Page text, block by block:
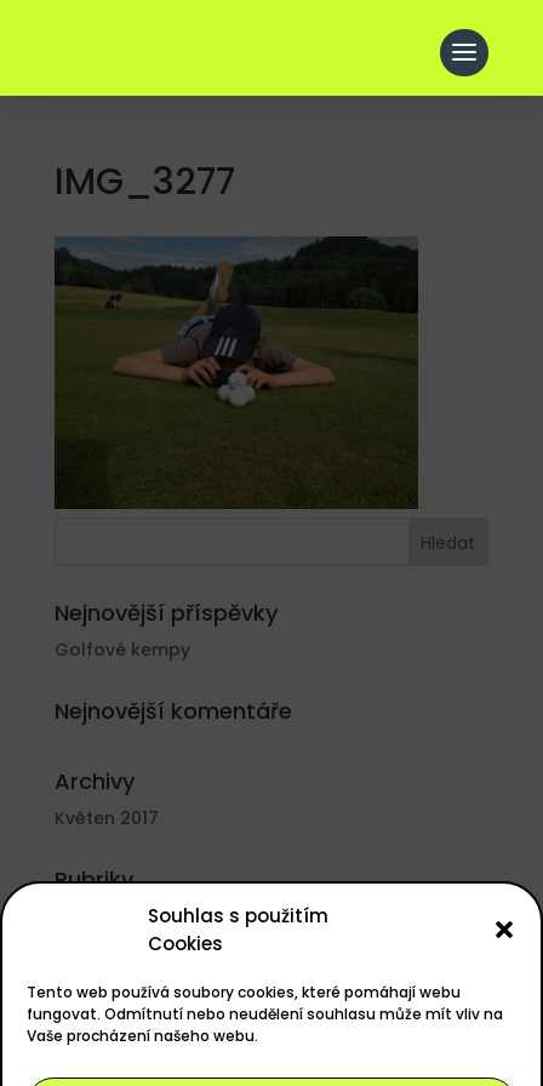
Souhlas s použitím
Cookies
Tento web používá soubory cookies, které pomáhají webu
fungovat. Odmítnutí nebo neudělení souhlasu může mít vliv na
Vaše procházení našeho webu.
IMG_3277
Nejnovější příspěvky
Golfové kempy
Nejnovější komentáře
Archivy
Květen 2017
Rubriky
Nezařazené
Základní informace
Přihlásit se
Zdroj kanálů (příspěvky)